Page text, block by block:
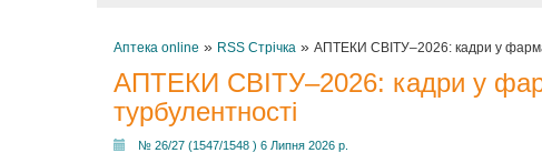
Аптека online » RSS Стрічка » АПТЕКИ СВІТУ–2026: кадри у
АПТЕКИ СВІТУ–2026: кадри у
турбулентності
№ 26/27 (1547/1548 ) 6 Липня 2026 р.